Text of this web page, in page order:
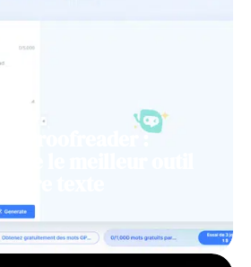
Proofreader :